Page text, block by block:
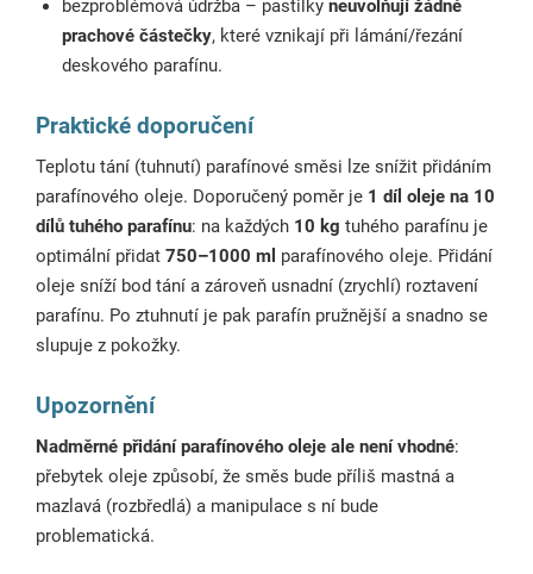
bezproblémová údržba – pastilky neuvolňují žádné
prachové částečky, které vznikají při lámání/řezání
deskového parafínu.
Praktické doporučení
Teplotu tání (tuhnutí) parafínové směsi lze snížit přidáním
parafínového oleje. Doporučený poměr je 1 díl oleje na 10
dílů tuhého parafínu: na každých 10 kg tuhého parafínu je
optimální přidat 750–1000 ml parafínového oleje. Přidání
oleje sníží bod tání a zároveň usnadní (zrychlí) roztavení
parafínu. Po ztuhnutí je pak parafín pružnější a snadno se
slupuje z pokožky.
Upozornění
Nadměrné přidání parafínového oleje ale není vhodné:
přebytek oleje způsobí, že směs bude příliš mastná a
mazlavá (rozbředlá) a manipulace s ní bude
problematická.